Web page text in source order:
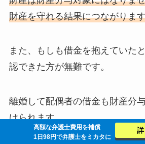
財産を守れる結果につながりま
また、もしも借金を抱えていた
認できた方が無難です。
離婚して配偶者の借金も財産分
けられます。
高額な弁護士費用を補償
1日98円で弁護士をミカタに